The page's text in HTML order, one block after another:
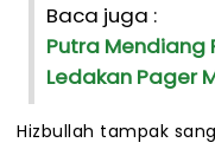
Baca juga :
Putra Mendiang
Ledakan Pager
Hizbullah tampak